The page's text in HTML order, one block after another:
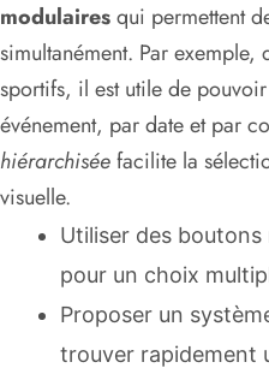
modulairesqui permettent
simultanément. Par
sportifs, il est utile de
événement, par date et par
hiérarchiséefacilite la
visuelle.
Utiliser des
pour un choix
Proposer un
trouver rapidement